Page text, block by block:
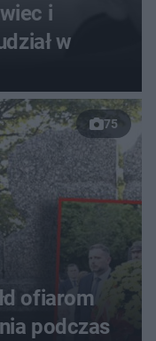
i
w
75
ofiarom
podczas